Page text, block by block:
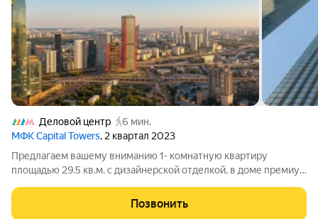
Деловой центр
6 мин.
МФК Capital Towers, 2 квартал 2023
Предлагаем вашему вниманию 1- комнатную квартиру
площадью 29.5 кв.м. с дизайнерской отделкой, в доме премиум
панорамные окна в пол, премиум отделка и сантехника не
оставит вас равнодушными!
Позвонить